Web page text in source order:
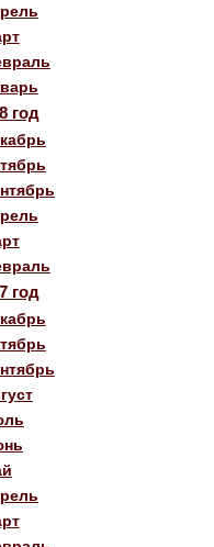
год
год